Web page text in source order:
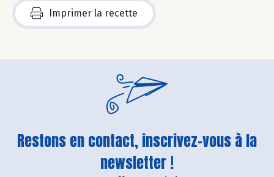
Imprimer la recette
Restons en contact, inscrivez-vous à la
newsletter !